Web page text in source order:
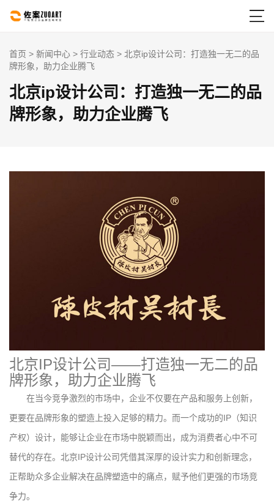

首页 > 新闻中心 > 行业动态 > 北京ip设计公司：打造独一无二的品
牌形象，助力企业腾飞
北京ip设计公司：打造独一无二的品
牌形象，助力企业腾飞
北京IP设计公司——打造独一无二的品
牌形象，助力企业腾飞
在当今竞争激烈的市场中，企业不仅要在产品和服务上创新，
更要在品牌形象的塑造上投入足够的精力。而一个成功的IP（知识
产权）设计，能够让企业在市场中脱颖而出，成为消费者心中不可
替代的存在。北京IP设计公司凭借其深厚的设计实力和创新理念，
正帮助众多企业解决在品牌塑造中的痛点，赋予他们更强的市场竞
争力。